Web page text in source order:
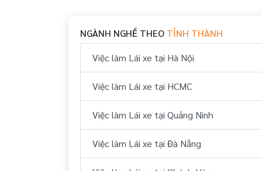
Thiết
Việc làm Đào tạo viên tại Phan Thiết
Việc làm Trợ lý, thư ký tại Phan Thiết
Việc làm Nhân viên tại Phan Thiết
NGÀNH NGHỀ THEO TỈNH THÀNH
Việc làm Lái xe tại Hà Nội
Việc làm Lái xe tại HCMC
Việc làm Lái xe tại Quảng Ninh
Việc làm Lái xe tại Đà Nẵng